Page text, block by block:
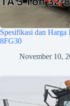
Spesifikasi dan
8FG30
November 10,